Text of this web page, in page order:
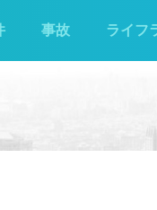
事故 ライフ